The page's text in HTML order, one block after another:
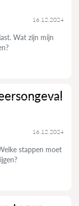
16.12.2024
Wat zijn mijn
16.12.2024
stappen moet